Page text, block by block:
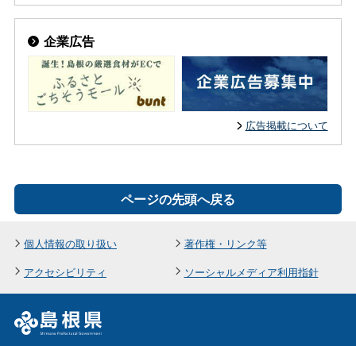
企業広告
広告掲載について
ページの先頭へ戻る
個人情報の取り扱い
著作権・リンク等
アクセシビリティ
ソーシャルメディア利用指針